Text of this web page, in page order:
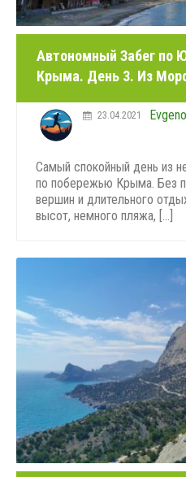
Автономный Забег по
Крыма. День 3. Из
23.04.2021
Самый спокойный день из
по побережью Крыма. Без
вершин и длительного
высот, немного пляжа, [...]